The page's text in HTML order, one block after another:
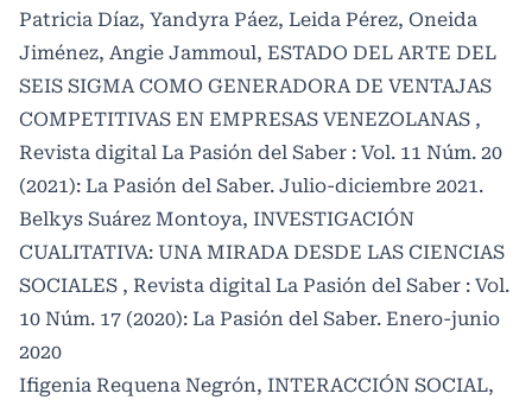
Patricia Díaz, Yandyra Páez, Leida Pérez, Oneida
Jiménez, Angie Jammoul, ESTADO DEL ARTE DEL
SEIS SIGMA COMO GENERADORA DE VENTAJAS
COMPETITIVAS EN EMPRESAS VENEZOLANAS ,
Revista digital La Pasión del Saber : Vol. 11 Núm. 20
(2021): La Pasión del Saber. Julio-diciembre 2021.
Belkys Suárez Montoya, INVESTIGACIÓN
CUALITATIVA: UNA MIRADA DESDE LAS CIENCIAS
SOCIALES , Revista digital La Pasión del Saber : Vol.
10 Núm. 17 (2020): La Pasión del Saber. Enero-junio
2020
Ifigenia Requena Negrón, INTERACCIÓN SOCIAL,